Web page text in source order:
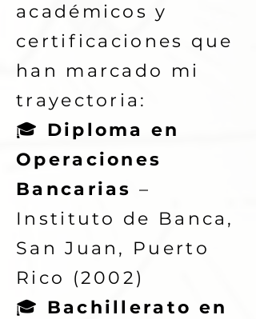
académicos y
certificaciones que
han marcado mi
trayectoria:
🎓 Diploma en
Operaciones
Bancarias –
Instituto de Banca,
San Juan, Puerto
Rico (2002)
🎓 Bachillerato en